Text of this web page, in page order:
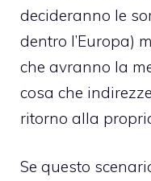
decideranno le
dentro l’Europa)
che avranno la
cosa che
ritorno alla
Se questo